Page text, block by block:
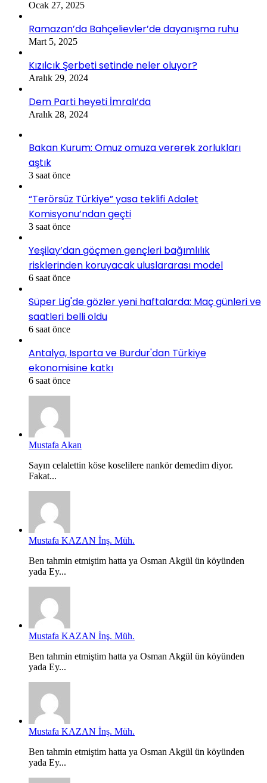
Ocak 27, 2025
Ramazan’da Bahçelievler’de dayanışma ruhu
Mart 5, 2025
Kızılcık Şerbeti setinde neler oluyor?
Aralık 29, 2024
Dem Parti heyeti İmralı’da
Aralık 28, 2024
Bakan Kurum: Omuz omuza vererek zorlukları
aştık
3 saat önce
“Terörsüz Türkiye” yasa teklifi Adalet
Komisyonu’ndan geçti
3 saat önce
Yeşilay’dan göçmen gençleri bağımlılık
risklerinden koruyacak uluslararası model
6 saat önce
Süper Lig'de gözler yeni haftalarda: Maç günleri ve
saatleri belli oldu
6 saat önce
Antalya, Isparta ve Burdur'dan Türkiye
ekonomisine katkı
6 saat önce
Mustafa Akan
Sayın celalettin köse koselilere nankör demedim diyor.
Fakat...
Mustafa KAZAN İnş. Müh.
Ben tahmin etmiştim hatta ya Osman Akgül ün köyünden
yada Ey...
Mustafa KAZAN İnş. Müh.
Ben tahmin etmiştim hatta ya Osman Akgül ün köyünden
yada Ey...
Mustafa KAZAN İnş. Müh.
Ben tahmin etmiştim hatta ya Osman Akgül ün köyünden
yada Ey...